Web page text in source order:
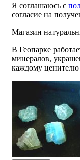
Я соглашаюсь с
согласие на
Магазин
В Геопарке
минералов,
каждому